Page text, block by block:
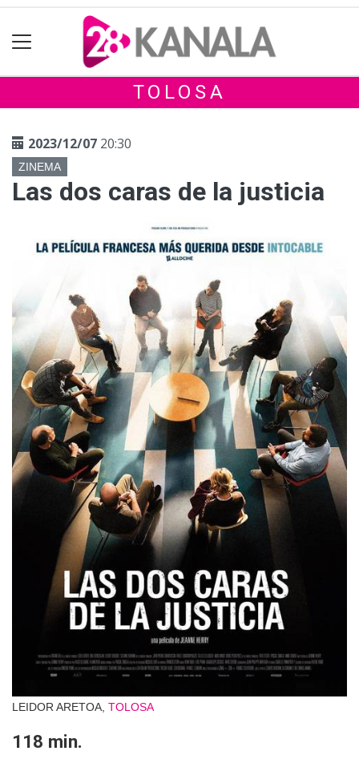
TOLOSA
2023/12/07 20:30
ZINEMA
Las dos caras de la justicia
LEIDOR ARETOA, TOLOSA
118 min.